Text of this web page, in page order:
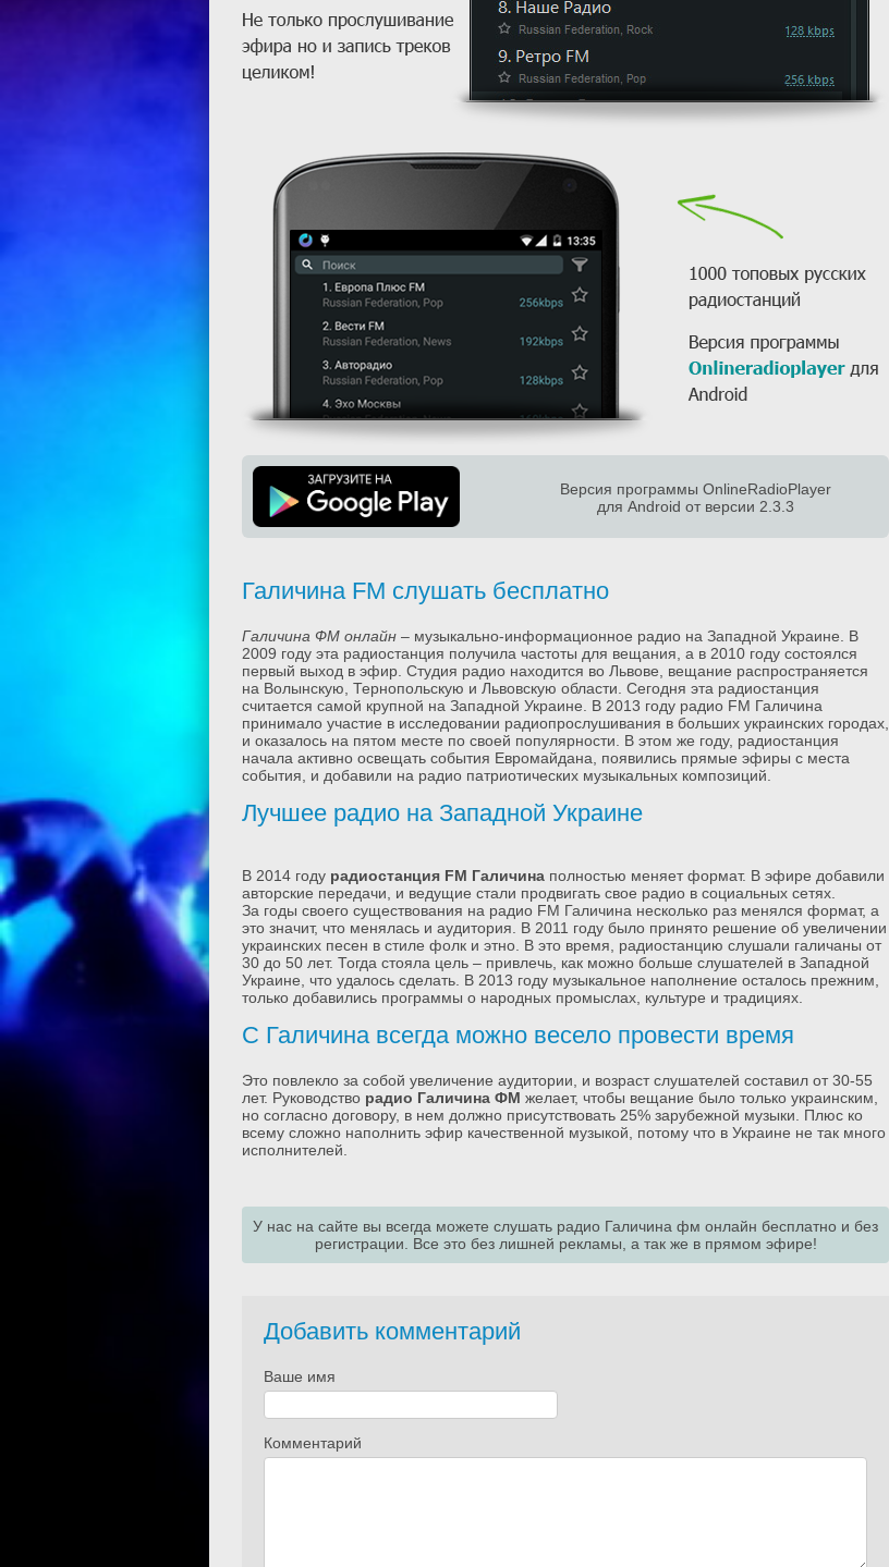
Версия программы OnlineRadioPlayer
для Android от версии 2.3.3
Галичина FM слушать бесплатно
Галичина ФМ онлайн – музыкально-информационное радио на Западной Украине. В
2009 году эта радиостанция получила частоты для вещания, а в 2010 году состоялся
первый выход в эфир. Студия радио находится во Львове, вещание распространяется
на Волынскую, Тернопольскую и Львовскую области. Сегодня эта радиостанция
считается самой крупной на Западной Украине. В 2013 году радио FM Галичина
принимало участие в исследовании радиопрослушивания в больших украинских городах,
и оказалось на пятом месте по своей популярности. В этом же году, радиостанция
начала активно освещать события Евромайдана, появились прямые эфиры с места
события, и добавили на радио патриотических музыкальных композиций.
Лучшее радио на Западной Украине
В 2014 году радиостанция FM Галичина полностью меняет формат. В эфире добавили
авторские передачи, и ведущие стали продвигать свое радио в социальных сетях.
За годы своего существования на радио FM Галичина несколько раз менялся формат, а
это значит, что менялась и аудитория. В 2011 году было принято решение об увеличении
украинских песен в стиле фолк и этно. В это время, радиостанцию слушали галичаны от
30 до 50 лет. Тогда стояла цель – привлечь, как можно больше слушателей в Западной
Украине, что удалось сделать. В 2013 году музыкальное наполнение осталось прежним,
только добавились программы о народных промыслах, культуре и традициях.
С Галичина всегда можно весело провести время
Это повлекло за собой увеличение аудитории, и возраст слушателей составил от 30-55
лет. Руководство радио Галичина ФМ желает, чтобы вещание было только украинским,
но согласно договору, в нем должно присутствовать 25% зарубежной музыки. Плюс ко
всему сложно наполнить эфир качественной музыкой, потому что в Украине не так много
исполнителей.
У нас на сайте вы всегда можете слушать радио Галичина фм онлайн бесплатно и без
регистрации. Все это без лишней рекламы, а так же в прямом эфире!
Добавить комментарий
Ваше имя
Комментарий